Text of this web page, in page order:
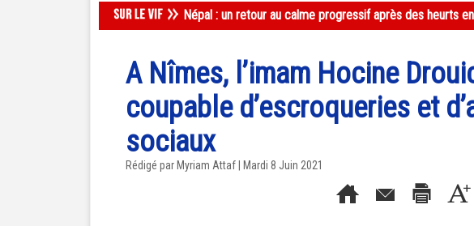
Népal : un retour au calme progressif après des heurts
A Nîmes, l’imam Hocine
coupable d’escroqueries et
sociaux
Rédigé par Myriam Attaf | Mardi 8 Juin 2021